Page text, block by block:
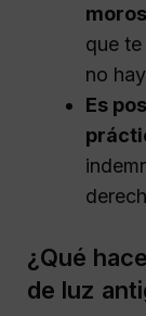
que
no
Es
¿Qué
de luz